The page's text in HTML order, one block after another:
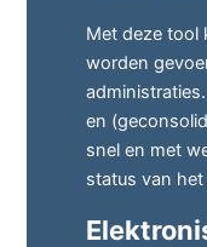
Met deze tool
worden
en
snel en met
status van